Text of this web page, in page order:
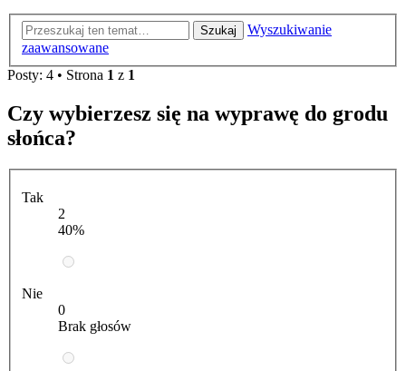
Szukaj
Wyszukiwanie
zaawansowane
Posty: 4 • Strona 1 z 1
Czy wybierzesz się na wyprawę do grodu
słońca?
Tak
2
40%
Nie
0
Brak głosów